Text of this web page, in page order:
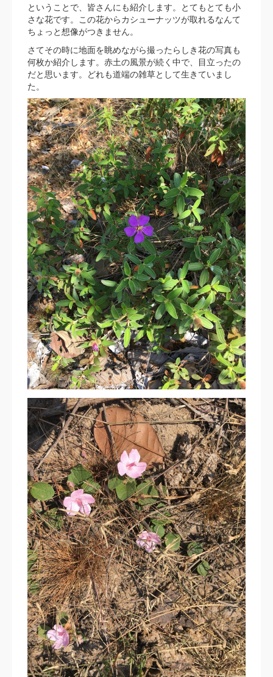
ということで、皆さんにも紹介します。とてもとても小
さな花です。この花からカシューナッツが取れるなんて
ちょっと想像がつきません。
さてその時に地面を眺めながら撮ったらしき花の写真も
何枚か紹介します。赤土の風景が続く中で、目立ったの
だと思います。どれも道端の雑草として生きていまし
た。